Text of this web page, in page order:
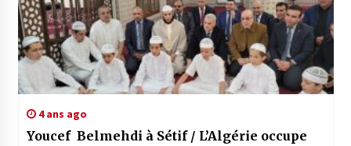
4 ans ago
Youcef Belmehdi à Sétif / L’Algérie occupe